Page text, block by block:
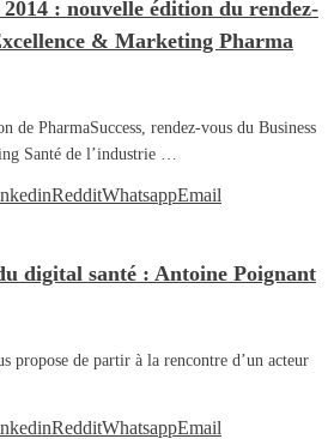
2014 : nouvelle édition du rendez-
& Marketing Pharma
de PharmaSuccess, rendez-vous du Business
Santé de l’industrie …
RedditWhatsappEmail
digital santé : Antoine Poignant
propose de partir à la rencontre d’un acteur
RedditWhatsappEmail